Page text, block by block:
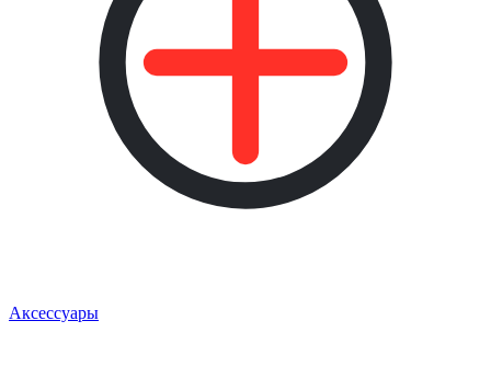
Аксессуары